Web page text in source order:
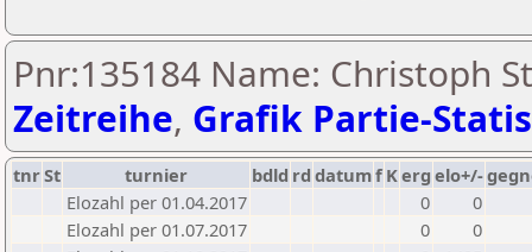
Pnr:135184 Name: Christoph
Zeitreihe, Grafik Partie-
tnrSt turnier bdld rd datumf Kerg elo+/-
Elozahl per 01.04.2017
0
0
Elozahl per 01.07.2017
0
0